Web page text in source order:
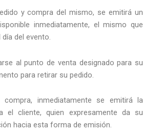
y compra del mismo, se emitirá un
inmediatamente, el mismo que
del evento.
al punto de venta designado para su
para retirar su pedido.
inmediatamente se emitirá la
el cliente, quien expresamente da su
hacia esta forma de emisión.